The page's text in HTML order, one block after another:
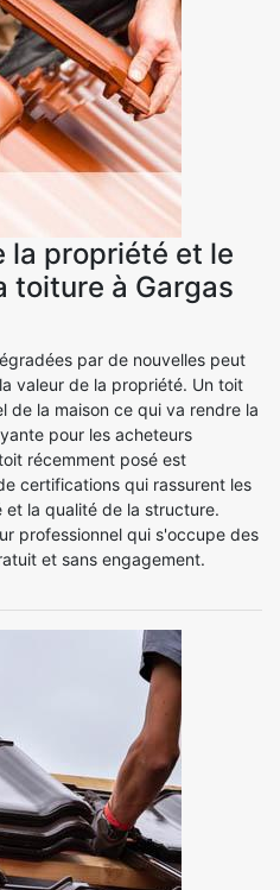
la propriété et le
toiture à Gargas
par de nouvelles peut
valeur de la propriété. Un toit
de la maison ce qui va rendre la
pour les acheteurs
récemment posé est
certifications qui rassurent les
la qualité de la structure.
professionnel qui s'occupe des
et sans engagement.